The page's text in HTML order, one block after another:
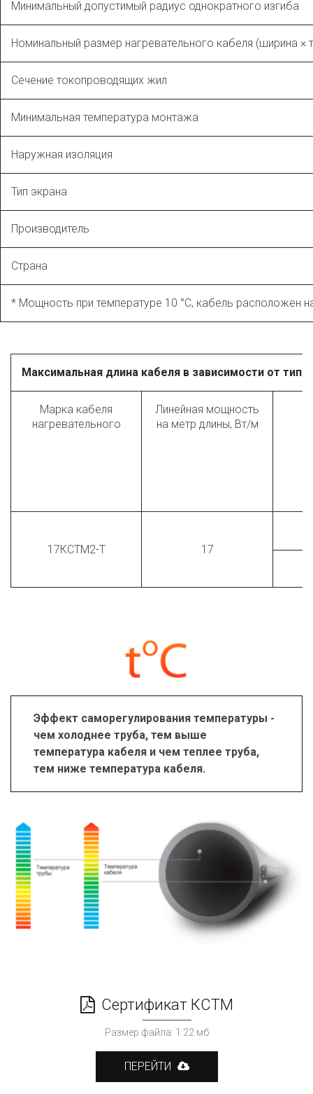
Минимальный допустимый радиус однократного изгиба
Номинальный размер нагревательного кабеля (ширина ×
Сечение токопроводящих жил
Минимальная температура монтажа
Наружная изоляция
Тип экрана
Производитель
Страна
* Мощность при температуре 10 °С, кабель расположен
Максимальная длина кабеля в зависимости от
Марка кабеля
нагревательного
Линейная мощность
на метр длины, Вт/м
17КСТМ2-Т 17
Эффект саморегулирования температуры -
чем холоднее труба, тем выше
температура кабеля и чем теплее труба,
тем ниже температура кабеля.
Сертификат КСТМ
Размер файла: 1.22 мб
ПЕРЕЙТИ